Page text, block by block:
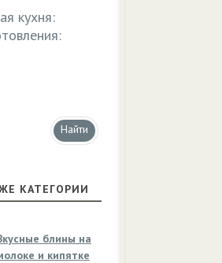
кухня:
КАТЕГОРИИ
блины на
и кипятке